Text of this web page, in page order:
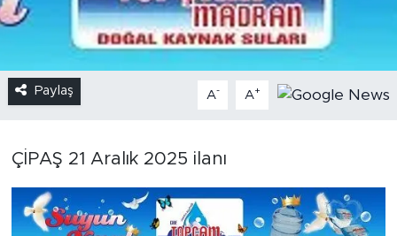
Paylaş A- A+
ÇİPAŞ 21 Aralık 2025 ilanı